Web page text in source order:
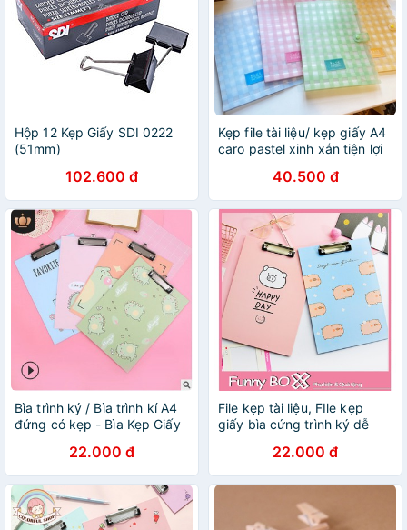
Hộp 12 Kẹp Giấy SDI 0222
(51mm)
102.600 đ
Kẹp file tài liệu/ kẹp giấy A4
caro pastel xinh xắn tiện lợi
40.500 đ
Bìa trình ký / Bìa trình kí A4
đứng có kẹp - Bìa Kẹp Giấy
22.000 đ
File kẹp tài liệu, FIle kẹp
giấy bìa cứng trình ký dễ
22.000 đ